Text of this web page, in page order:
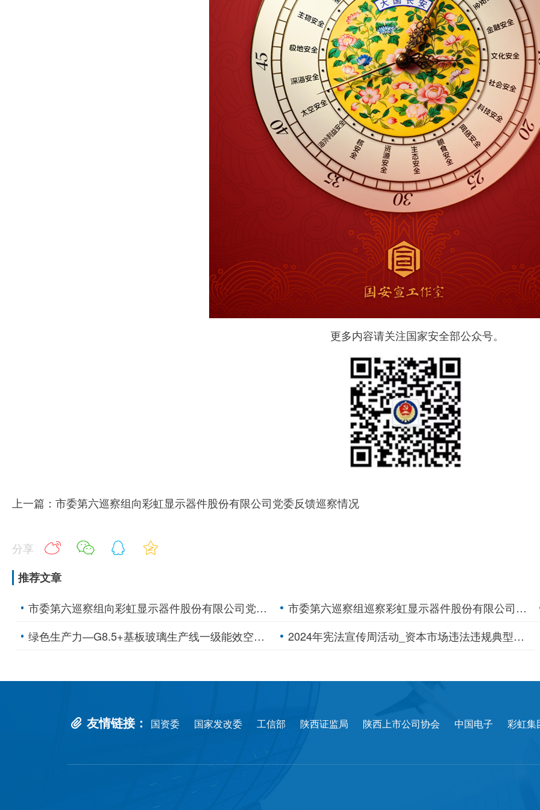
更多内容请关注国家安全部公众号。
上一篇：市委第六巡察组向彩虹显示器件股份有限公司党委反馈巡察情况
分享
推荐文章
市委第六巡察组向彩虹显示器件股份有限公司党委反馈巡察情况
市委第六巡察组巡察彩虹显示器件股份有限公司党委工作动员会召开
绿色生产力—G8.5+基板玻璃生产线一级能效空压站、一级高效制冷站挂牌
2024年宪法宣传周活动_资本市场违法违规典型案例
友情链接： 国资委 国家发改委 工信部 陕西证监局 陕西上市公司协会 中国电子 彩虹集